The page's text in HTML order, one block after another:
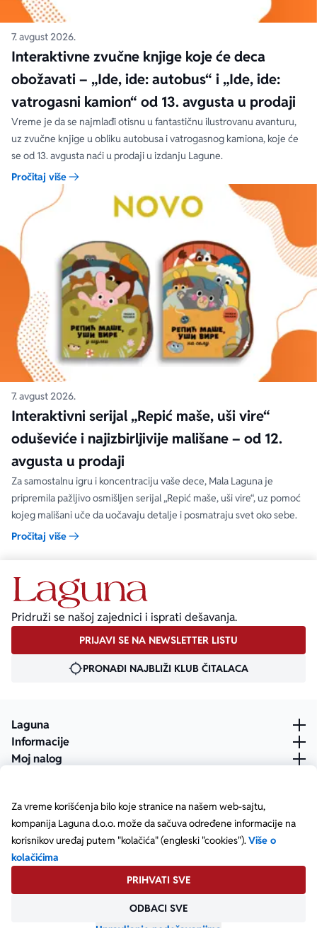
Za vreme korišćenja bilo koje stranice na našem web-sajtu,
kompanija Laguna d.o.o. može da sačuva određene informacije na
korisnikov uređaj putem "kolačića" (engleski "cookies").Više o
kolačićima
PRIHVATI SVE
ODBACI SVE
7. avgust 2026.
Interaktivne zvučne knjige koje će deca
obožavati – „Ide, ide: autobus“ i „Ide, ide:
vatrogasni kamion“ od 13. avgusta u prodaji
Vreme je da se najmlađi otisnu u fantastičnu ilustrovanu avanturu,
uz zvučne knjige u obliku autobusa i vatrogasnog kamiona, koje će
se od 13. avgusta naći u prodaji u izdanju Lagune.
Pročitaj više
7. avgust 2026.
Interaktivni serijal „Repić maše, uši vire“
oduševiće i najizbirljivije mališane – od 12.
avgusta u prodaji
Za samostalnu igru i koncentraciju vaše dece, Mala Laguna je
pripremila pažljivo osmišljen serijal „Repić maše, uši vire“, uz pomoć
kojeg mališani uče da uočavaju detalje i posmatraju svet oko sebe.
Pročitaj više
Pridruži se našoj zajednici i isprati dešavanja.
PRIJAVI SE NA NEWSLETTER LISTU
PRONAĐI NAJBLIŽI KLUB ČITALACA
Laguna
Informacije
Moj nalog
Copyright © Laguna d.o.o. Starine Novaka 23, Beograd •
Posetite našu Facebook stranicu
Posetite našu X stranicu
Posetite našu Instagram stranicu
Posetite naš YouTube
Posetite našu TikTok stranicu
Posetite našu LinkedIn stranicu